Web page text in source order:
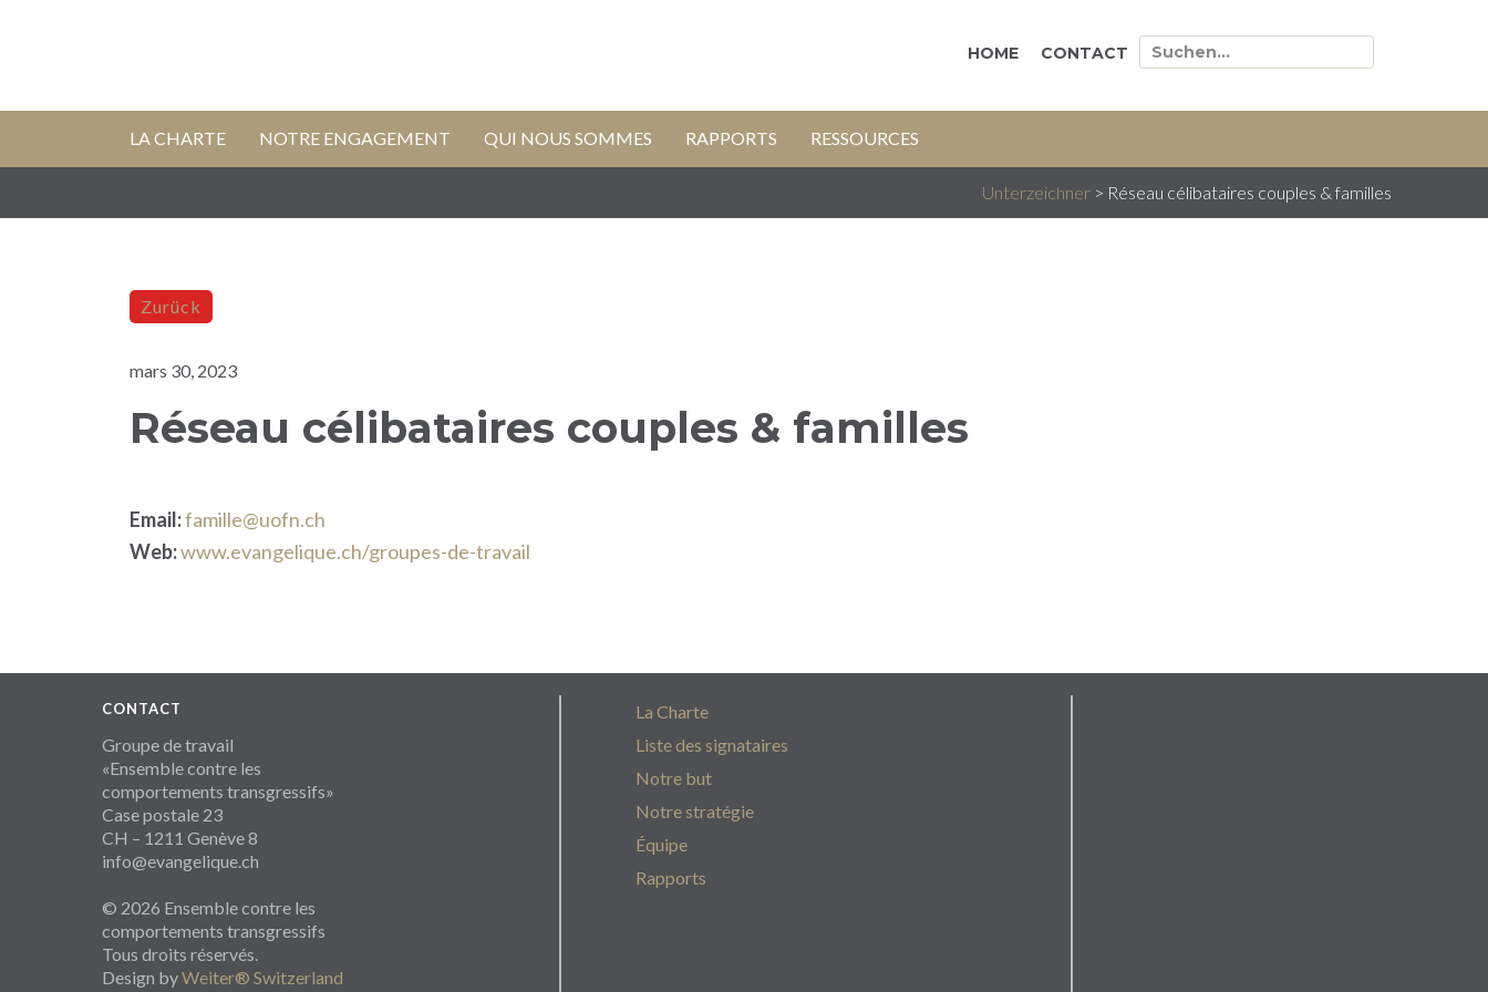
HOME CONTACT
LA CHARTE NOTRE ENGAGEMENT QUI NOUS SOMMES RAPPORTS RESSOURCES
Unterzeichner > Réseau célibataires couples & familles
Zurück
mars 30, 2023
Réseau célibataires couples & familles
Email:famille@uofn.ch
Web:www.evangelique.ch/groupes-de-travail
CONTACT
Groupe de travail
«Ensemble contre les
comportements transgressifs»
Case postale 23
CH – 1211 Genève 8
info@evangelique.ch
© 2026 Ensemble contre les
comportements transgressifs
Tous droits réservés.
Design byWeiter® Switzerland
La Charte
Liste des signataires
Notre but
Notre stratégie
Équipe
Rapports